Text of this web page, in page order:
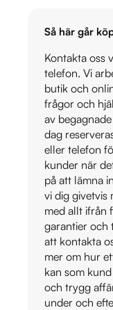
Så här går
Kontakta oss
telefon. Vi
butik och
frågor och
av
dag
eller telefon
kunder när
på att lämna
vi dig givetvis
med allt ifrån
garantier och
att kontakta
mer om hur
kan som
och trygg
under och